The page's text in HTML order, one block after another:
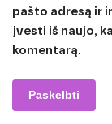
pašto adresą ir
įvesti iš naujo,
komentarą.